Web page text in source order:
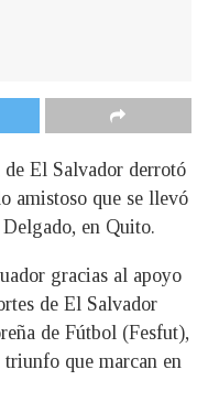
El Salvador derrotó
amistoso que se llevó
en Quito.
gracias al apoyo
de El Salvador
de Fútbol (Fesfut),
triunfo que marcan en